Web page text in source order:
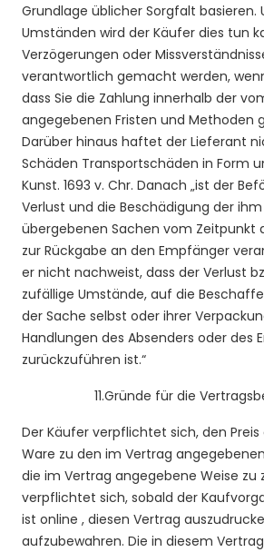
Grundlage üblicher Sorgfalt basieren.
Umständen wird der Käufer dies tun
Verzögerungen oder
verantwortlich gemacht werden,
dass Sie die Zahlung innerhalb der
angegebenen Fristen und Methoden
Darüber hinaus haftet der Lieferant
Schäden Transportschäden in Form
Kunst. 1693 v. Chr. Danach „ist der
Verlust und die Beschädigung der
übergebenen Sachen vom Zeitpunkt
zur Rückgabe an den Empfänger
er nicht nachweist, dass der Verlust
zufällige Umstände, auf die
der Sache selbst oder ihrer
Handlungen des Absenders oder des
zurückzuführen ist.“
11.Gründe für die
Der Käufer verpflichtet sich, den
Ware zu den im Vertrag
die im Vertrag angegebene Weise zu
verpflichtet sich, sobald der
ist online , diesen Vertrag
aufzubewahren. Die in diesem